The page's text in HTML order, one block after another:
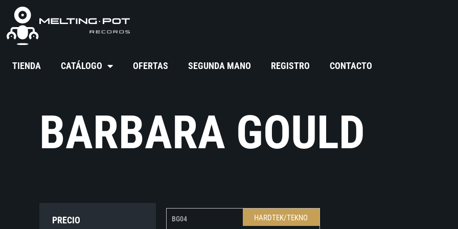
TIENDA CATÁLOGO OFERTAS SEGUNDA MANO REGISTRO CONTACTO
BARBARA GOULD
PRECIO BG04 HARDTEK/TEKNO